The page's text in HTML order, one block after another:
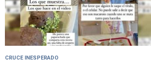
CRUCE INESPERADO